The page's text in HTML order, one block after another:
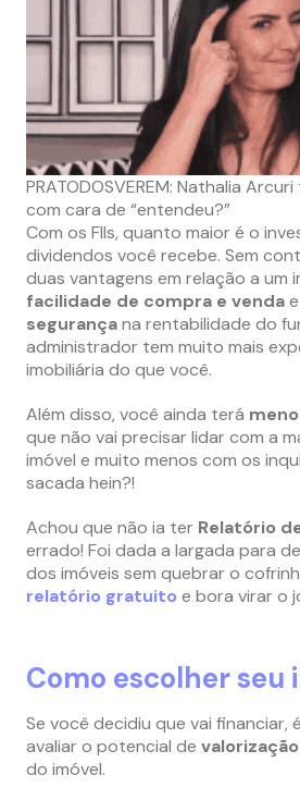
PRATODOSVEREM: Nathalia
com cara de “entendeu?”
Com os FIIs, quanto maior é o
dividendos você recebe. Sem
duas vantagens em relação a um
facilidade de compra e venda
segurançana rentabilidade do
administrador tem muito mais
imobiliária do que você.
Além disso, você ainda terá
que não vai precisar lidar com a
imóvel e muito menos com os
sacada hein?!
Achou que não ia ter Relatório
errado! Foi dada a largada para
dos imóveis sem quebrar o
relatório gratuito e bora virar o
Como escolher seu
Se você decidiu que vai financiar,
avaliar o potencial de
do imóvel.